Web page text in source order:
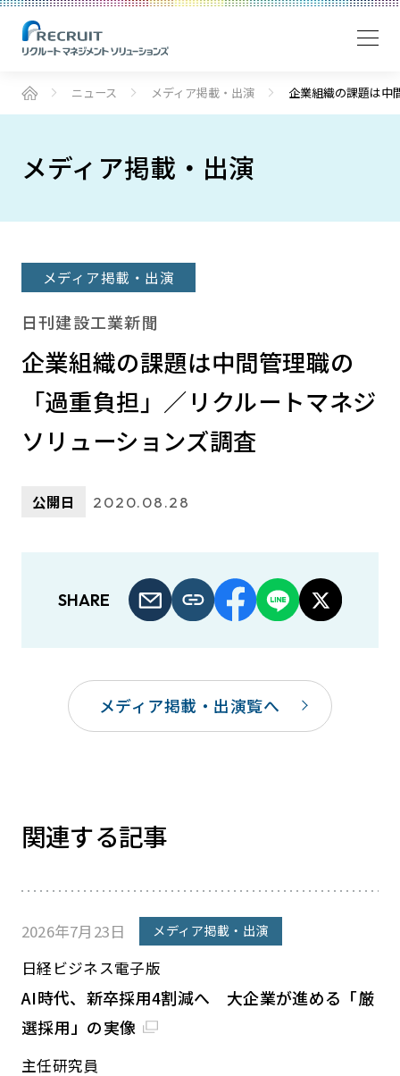
ニュース メディア掲載・出演 企業組織の課題は中
メディア掲載・出演
メディア掲載・出演
日刊建設工業新聞
企業組織の課題は中間管理職の
「過重負担」／リクルートマネジ
ソリューションズ調査
公開日 2020.08.28
SHARE
メディア掲載・出演覧へ
関連する記事
2026年7月23日 メディア掲載・出演
日経ビジネス電子版
AI時代、新卒採用4割減へ 大企業が進める「厳
選採用」の実像
主任研究員